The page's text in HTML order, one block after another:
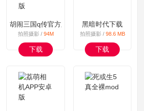
游戏
胡闹三国q传官方版
拍照摄影 / 94M
下载
黑暗时代下载
拍照摄影 / 98.6 MB
下载